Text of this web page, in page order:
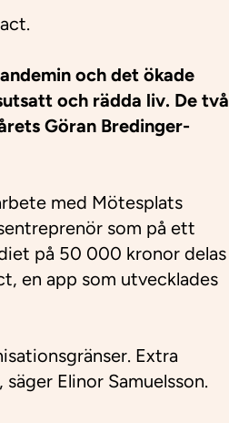
och det ökade
och rädda liv. De två
Göran Bredinger-
med Mötesplats
som på ett
på 50 000 kronor delas
en app som utvecklades
Extra
Elinor Samuelsson.